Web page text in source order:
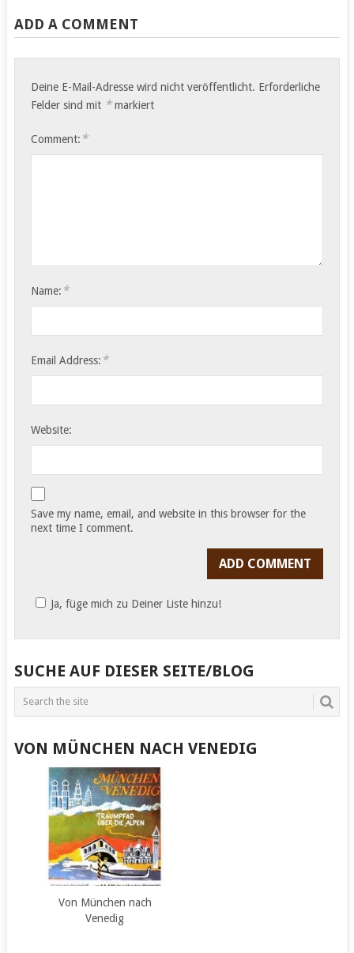
ADD A COMMENT
Deine E-Mail-Adresse wird nicht veröffentlicht. Erforderliche
Felder sind mit *markiert
Comment: *
Name: *
Email Address: *
Website:
Save my name, email, and website in this browser for the
next time I comment.
Ja, füge mich zu Deiner Liste hinzu!
SUCHE AUF DIESER SEITE/BLOG
VON MÜNCHEN NACH VENEDIG
Von München nach
Venedig